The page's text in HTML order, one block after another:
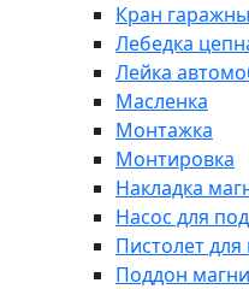
Кран
Лебедка
Лейка
Масленка
Монтажка
Монтировка
Накладка
Насос для
Пистолет
Поддон